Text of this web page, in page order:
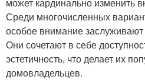
Среди многочисленных
особое внимание
Они сочетают в себе
эстетичность, что делает их
домовладельцев.